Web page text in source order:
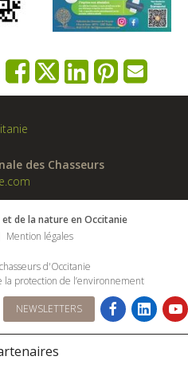
des Chasseurs
de la nature en Occitanie
Mention légales
d'Occitanie
la protection de l’environnement
NEWSLETTERS